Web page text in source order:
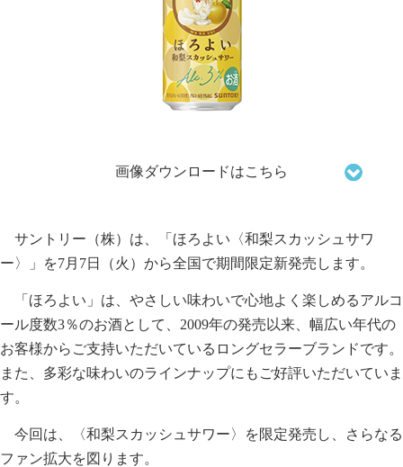
画像ダウンロードはこちら
サントリー（株）は、「ほろよい〈和梨スカッシュサワ
ー〉」を7月7日（火）から全国で期間限定新発売します。
「ほろよい」は、やさしい味わいで心地よく楽しめるアルコ
ール度数3％のお酒として、2009年の発売以来、幅広い年代の
お客様からご支持いただいているロングセラーブランドです。
また、多彩な味わいのラインナップにもご好評いただいていま
す。
今回は、〈和梨スカッシュサワー〉を限定発売し、さらなる
ファン拡大を図ります。